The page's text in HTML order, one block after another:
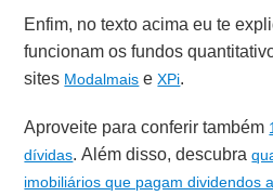
Enfim, no texto acima eu te
funcionam osfundos
sites Modalmais eXPi.
Aproveite para conferir também
dívidas. Além disso, descubra
imobiliários que pagam dividendos